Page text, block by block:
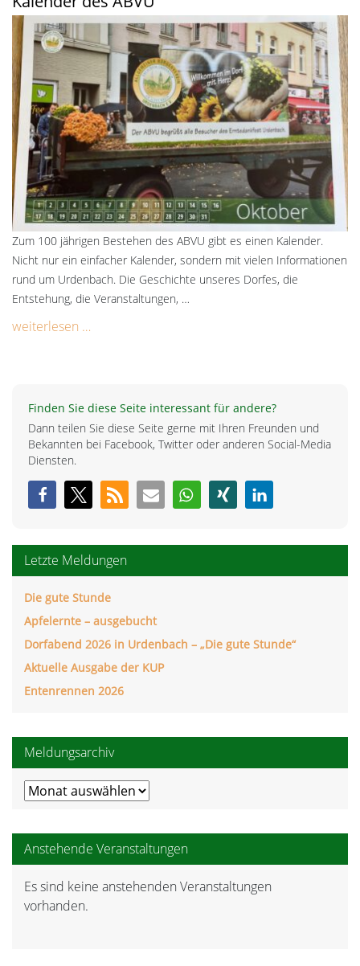
Zum 100 jährigen Bestehen des ABVU gibt es einen Kalender.
Nicht nur ein einfacher Kalender, sondern mit vielen Informationen
rund um Urdenbach. Die Geschichte unseres Dorfes, die
Entstehung, die Veranstaltungen, …
weiterlesen …
Finden Sie diese Seite interessant für andere?
Dann teilen Sie diese Seite gerne mit Ihren Freunden und
Bekannten bei Facebook, Twitter oder anderen Social-Media
Diensten.
Letzte Meldungen
Die gute Stunde
Apfelernte – ausgebucht
Dorfabend 2026 in Urdenbach – „Die gute Stunde“
Aktuelle Ausgabe der KUP
Entenrennen 2026
Meldungsarchiv
Meldungsarchiv
Anstehende Veranstaltungen
Hinweis
Es sind keine anstehenden Veranstaltungen
vorhanden.